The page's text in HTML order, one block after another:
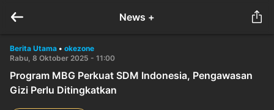
News +
Berita Utama • okezone
Rabu, 8 Oktober 2025 - 11:00
Program MBG Perkuat SDM Indonesia, Pengawasan
Gizi Perlu Ditingkatkan